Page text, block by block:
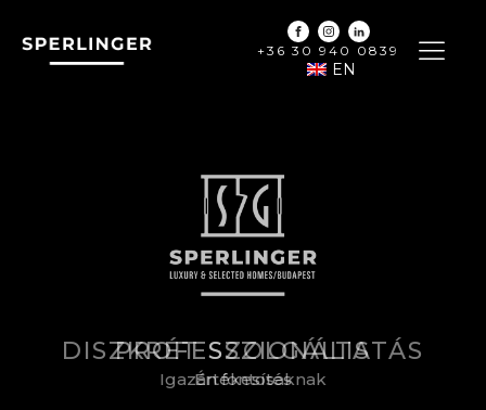
+36 30 940 0839
EN
PROFESSZIONÁLIS
Értékesítés